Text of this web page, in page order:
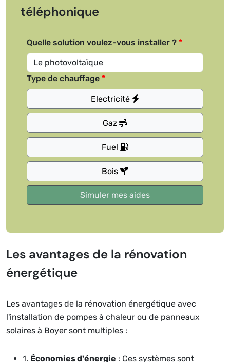
téléphonique
Quelle solution voulez-vous installer ?
Type de chauffage
Electricité
Gaz
Fuel
Bois
Les avantages de la rénovation
énergétique
Les avantages de la rénovation énergétique avec
l'installation de pompes à chaleur ou de panneaux
solaires à Boyer sont multiples :
1. Économies d'énergie : Ces systèmes sont